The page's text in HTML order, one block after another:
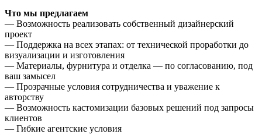
Что мы предлагаем
— Возможность реализовать собственный дизайнерский
проект
— Поддержка на всех этапах: от технической проработки до
визуализации и изготовления
— Материалы, фурнитура и отделка — по согласованию, под
ваш замысел
— Прозрачные условия сотрудничества и уважение к
авторству
— Возможность кастомизации базовых решений под запросы
клиентов
— Гибкие агентские условия